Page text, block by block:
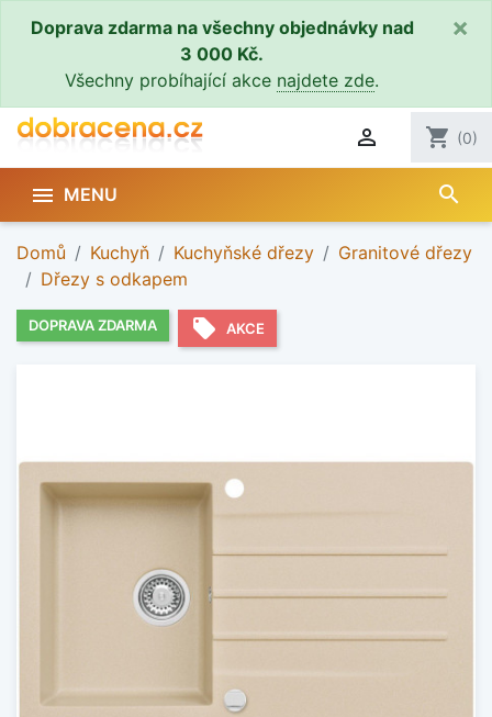
Doprava zdarma na všechny objednávky nad
3 000 Kč.
Všechny probíhající akce najdete zde.
×
 shopping_cart (0)
 MENU search
Domů Kuchyň Kuchyňské dřezy
Granitové dřezy
Dřezy s odkapem
DOPRAVA ZDARMA local_offer AKCE